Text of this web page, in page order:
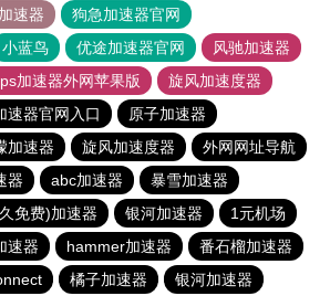
速器
狗急加速器官网
小蓝鸟 优途加速器官网
风驰加速器
加速器外网苹果版
旋风加速度器
速器官网入口
原子加速器
加速器 旋风加速度器
外网网址导航
器 abc加速器
暴雪加速器
免费)加速器 银河加速器
1元机场
速器 hammer加速器
番石榴加速器
橘子加速器
银河加速器